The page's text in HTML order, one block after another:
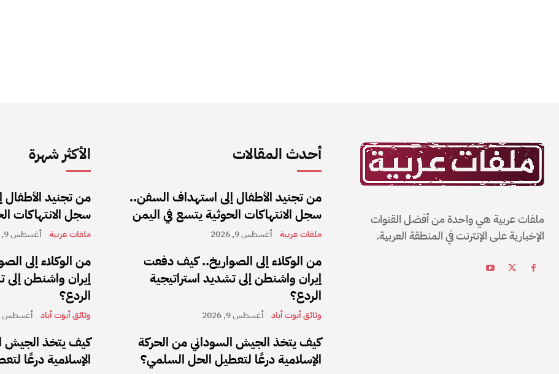
الأكثر شهرة
من تجنيد
سجل الانتهاكات
ملفات عربية أغسطس 9, 2026
من الوكلاء إلى
إيران واشنطن إلى
الردع؟
وثائق أبوت أباد أغسطس 9, 2026
كيف يتخذ الجيش
الإسلامية درعًا
أحدث المقالات
من تجنيد الأطفال إلى استهداف السفن..
سجل الانتهاكات الحوثية يتسع في اليمن
ملفات عربية أغسطس 9, 2026
من الوكلاء إلى الصواريخ.. كيف دفعت
إيران واشنطن إلى تشديد استراتيجية
الردع؟
وثائق أبوت أباد أغسطس 9, 2026
كيف يتخذ الجيش السوداني من الحركة
الإسلامية درعًا لتعطيل الحل السلمي؟
ملفات عربية هي واحدة من أفضل القنوات
الإخبارية على الإنترنت في المنطقة العربية.